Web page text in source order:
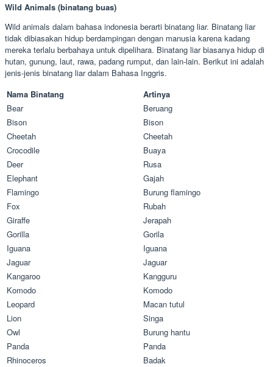
Wild Animals (binatang buas)
Wild animals dalam bahasa indonesia berarti binatang liar. Binatang liar
tidak dibiasakan hidup berdampingan dengan manusia karena kadang
mereka terlalu berbahaya untuk dipelihara. Binatang liar biasanya hidup di
hutan, gunung, laut, rawa, padang rumput, dan lain-lain. Berikut ini adalah
jenis-jenis binatang liar dalam Bahasa Inggris.
Nama Binatang
Artinya
Bear
Beruang
Bison
Bison
Cheetah
Cheetah
Crocodile
Buaya
Deer
Rusa
Elephant
Gajah
Flamingo
Burung flamingo
Fox
Rubah
Giraffe
Jerapah
Gorilla
Gorila
Iguana
Iguana
Jaguar
Jaguar
Kangaroo
Kangguru
Komodo
Komodo
Leopard
Macan tutul
Lion
Singa
Owl
Burung hantu
Panda
Panda
Rhinoceros
Badak